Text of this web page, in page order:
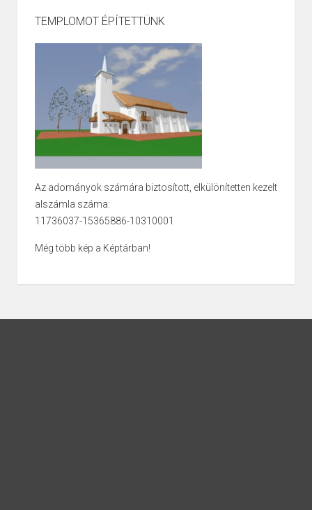
TEMPLOMOT ÉPÍTETTÜNK
Az adományok számára biztosított, elkülönítetten kezelt
alszámla száma:
11736037-15365886-10310001
Még több kép a Képtárban!